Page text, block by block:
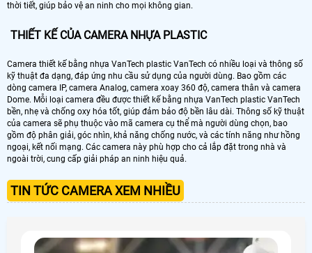
thời tiết, giúp bảo vệ an ninh cho mọi không gian.
THIẾT KẾ CỦA CAMERA NHỰA PLASTIC
Camera thiết kế bằng nhựa VanTech plastic VanTech có nhiều loại và thông số
kỹ thuật đa dạng, đáp ứng nhu cầu sử dụng của người dùng. Bao gồm các
dòng camera IP, camera Analog, camera xoay 360 độ, camera thân và camera
Dome. Mỗi loại camera đều được thiết kế bằng nhựa VanTech plastic VanTech
bền, nhẹ và chống oxy hóa tốt, giúp đảm bảo độ bền lâu dài. Thông số kỹ thuật
của camera sẽ phụ thuộc vào mã camera cụ thể mà người dùng chọn, bao
gồm độ phân giải, góc nhìn, khả năng chống nước, và các tính năng như hồng
ngoại, kết nối mạng. Các camera này phù hợp cho cả lắp đặt trong nhà và
ngoài trời, cung cấp giải pháp an ninh hiệu quả.
TIN TỨC CAMERA XEM NHIỀU